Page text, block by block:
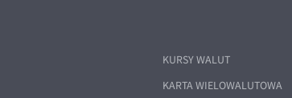
KURSY WALUT
KARTA WIELOWALUTOWA